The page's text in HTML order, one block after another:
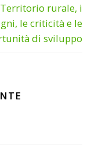
rurale, i
le criticità e le
di sviluppo